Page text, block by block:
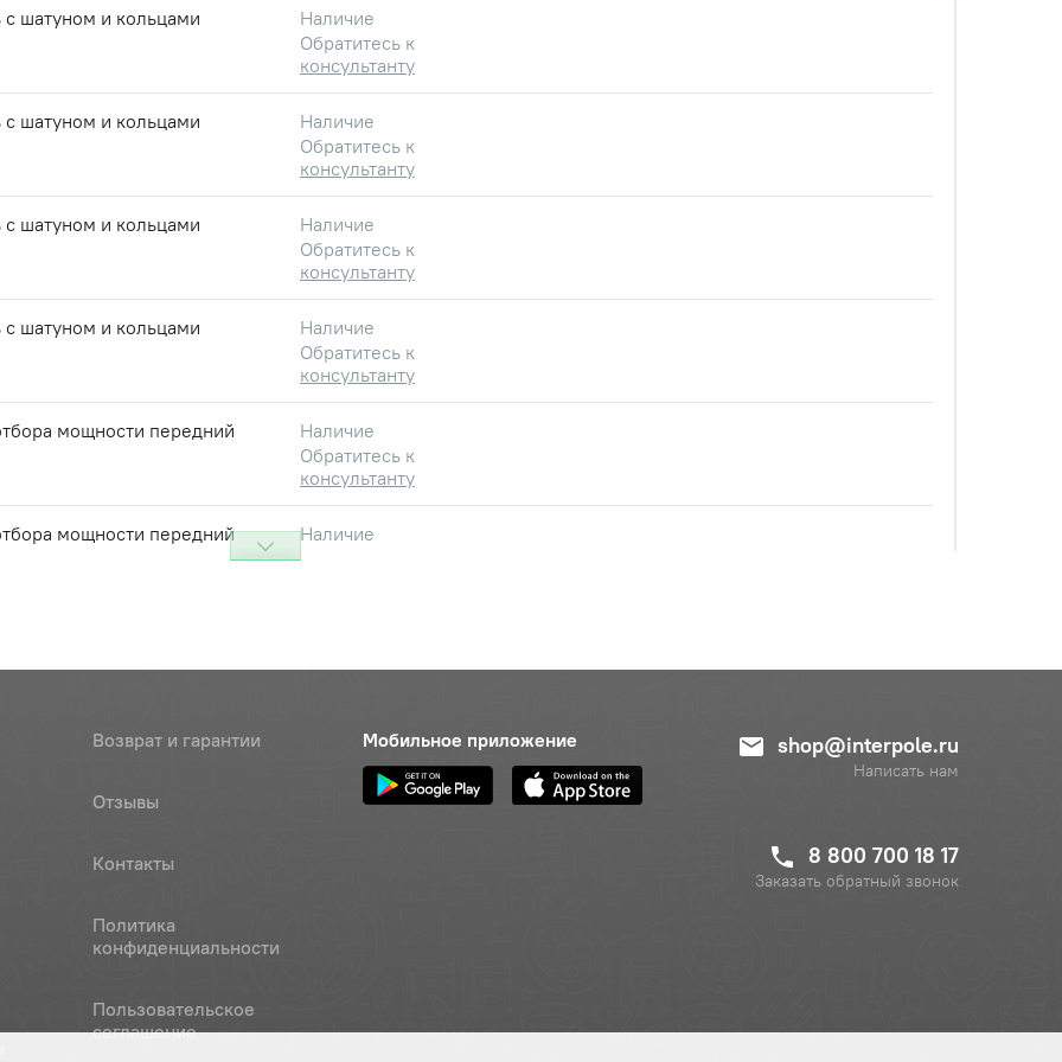
шатуном и кольцами
Наличие
Обратитесь к
консультанту
шатуном и кольцами
Наличие
Обратитесь к
консультанту
шатуном и кольцами
Наличие
Обратитесь к
консультанту
шатуном и кольцами
Наличие
Обратитесь к
консультанту
мощности передний
Наличие
Обратитесь к
консультанту
мощности передний
Наличие
Обратитесь к
водяного насоса
Наличие
Обратитесь к
консультанту
газопровода
Возврат и гарантии
Отзывы
Контакты
Политика
конфиденциальности
Пользовательское
соглашение
Мобильное приложение shop@interpole.ru
Написать нам
8 800 700 18 17
Заказать обратный звонок